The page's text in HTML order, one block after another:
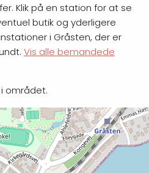
Klik på en station for at se
butik og yderligere
i Gråsten, der er
Vis alle bemandede
området.